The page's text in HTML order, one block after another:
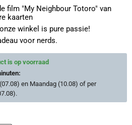
film "My Neighbour Totoro" van
kaarten
winkel is pure passie!
voor nerds.
is op voorraad
:
en Maandag (10.08) of per
.